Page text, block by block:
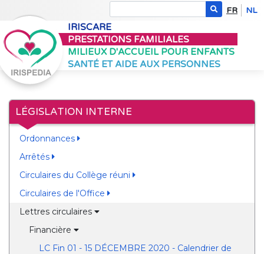
FR NL
IRISCARE
PRESTATIONS FAMILIALES
MILIEUX D'ACCUEIL POUR ENFANTS
SANTÉ ET AIDE AUX PERSONNES
LÉGISLATION INTERNE
Ordonnances
Arrêtés
Circulaires du Collège réuni
Circulaires de l'Office
Lettres circulaires
Financière
LC Fin 01 - 15 DÉCEMBRE 2020 - Calendrier de